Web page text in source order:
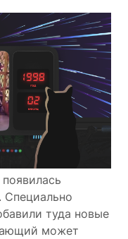
Специально
туда новые
может